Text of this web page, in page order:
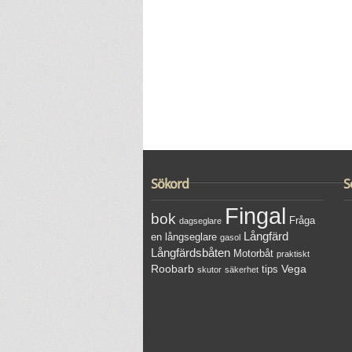
Sökord
bok dagseglare Fingal Fråga
en långseglare gasol Långfärd
Långfärdsbåten Motorbåt praktiskt
Roobarb skutor säkerhet tips Vega